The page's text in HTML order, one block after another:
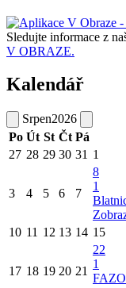
Sledujte informace z
V OBRAZE.
Kalendář
Srpen2026
Po Út St Čt Pá
27 28 29 30 31 1
3 4 5 6 7
8
1
10 11 12 13 14 15
17 18 19 20 21
22
1